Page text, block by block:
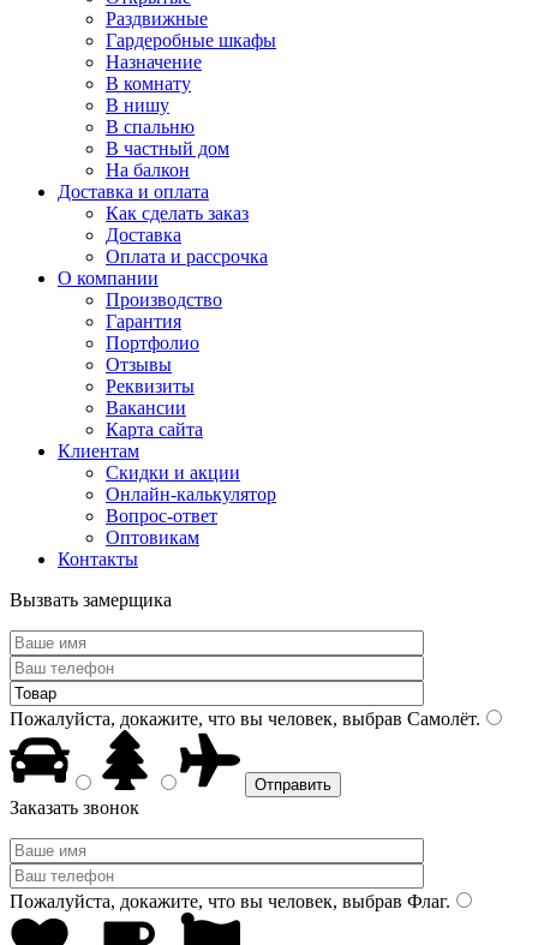
Раздвижные
Гардеробные шкафы
Назначение
В комнату
В нишу
В спальню
В частный дом
На балкон
Доставка и оплата
Как сделать заказ
Доставка
Оплата и рассрочка
О компании
Производство
Гарантия
Портфолио
Отзывы
Реквизиты
Вакансии
Карта сайта
Клиентам
Скидки и акции
Онлайн-калькулятор
Вопрос-ответ
Оптовикам
Контакты
Вызвать замерщика
Пожалуйста, докажите, что вы человек, выбрав Самолёт.
Заказать звонок
Пожалуйста, докажите, что вы человек, выбрав Флаг.